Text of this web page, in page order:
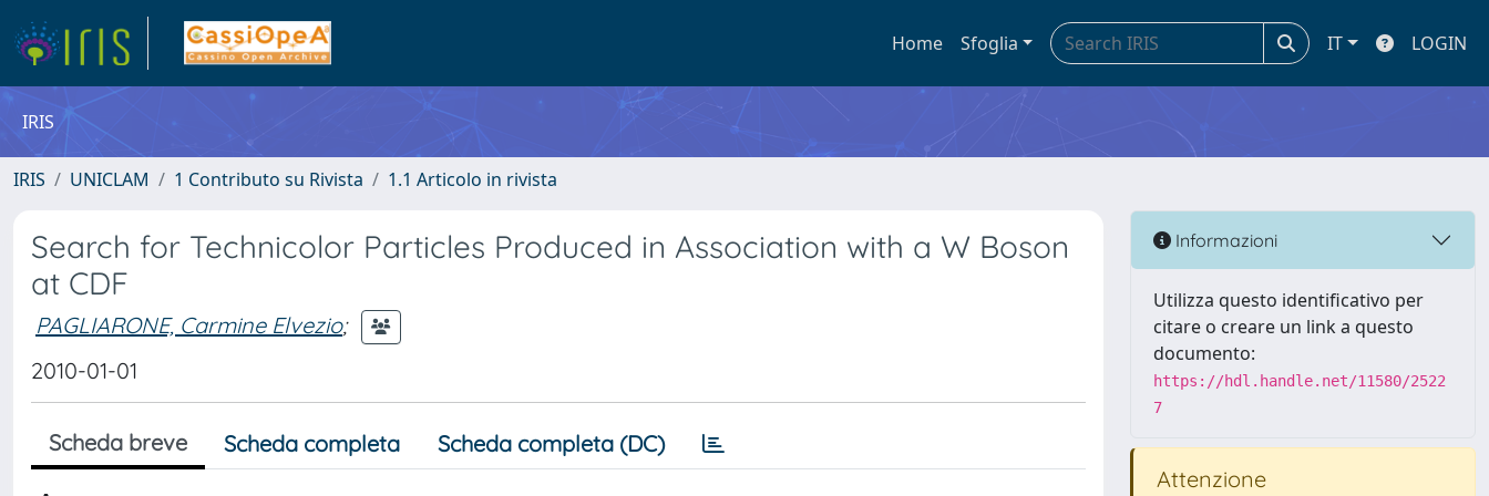
Home Sfoglia IT LOGIN
IRIS
IRIS UNICLAM 1 Contributo su Rivista 1.1 Articolo in rivista
Search for Technicolor Particles Produced in Association with a W Boson
at CDF
PAGLIARONE, Carmine Elvezio;
2010-01-01
Scheda breve Scheda completa Scheda completa (DC)
Informazioni
Utilizza questo identificativo per
citare o creare un link a questo
documento:
https://hdl.handle.net/11580/2522
7
Attenzione